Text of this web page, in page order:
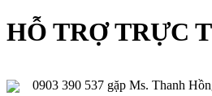
HỖ TRỢ TRỰC
0903 390 537 gặp Ms. Thanh